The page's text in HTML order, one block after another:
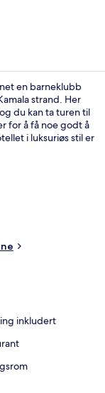
en barneklubb
strand. Her
du kan ta turen til
for å få noe godt å
i luksuriøs stil er
inkludert